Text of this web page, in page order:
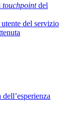
touchpointdel
del servizio